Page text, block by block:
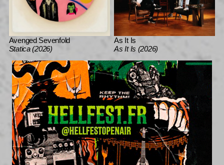
Avenged Sevenfold
Statica (2026)
As It Is
As It Is (2026)